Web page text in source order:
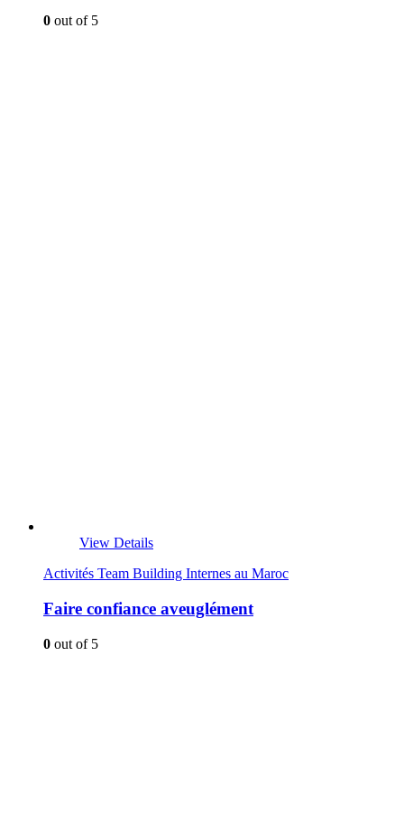
0 out of 5
View Details
Activités Team Building Internes au Maroc
Faire confiance aveuglément
0 out of 5